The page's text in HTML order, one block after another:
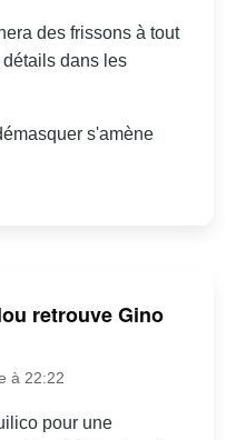
des frissons à tout
détails dans les
s'amène
retrouve Gino
à 22:22
pour une